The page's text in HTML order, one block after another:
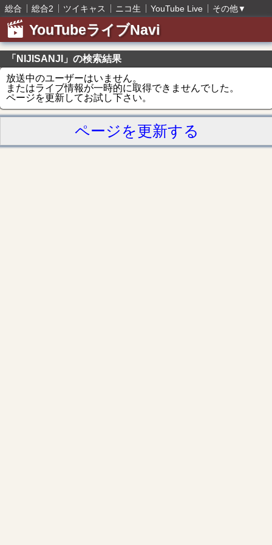
総合 総合2 ツイキャス ニコ生 YouTube Live その他▼
YouTubeライブNavi
「NIJISANJI」の検索結果
放送中のユーザーはいません。
またはライブ情報が一時的に取得できませんでした。
ページを更新してお試し下さい。
ページを更新する